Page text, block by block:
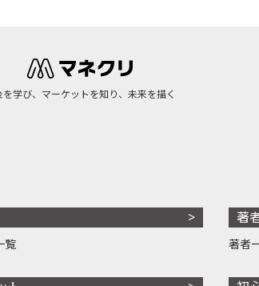
を学び、マーケットを知り、未来を描く
覧
著
著者